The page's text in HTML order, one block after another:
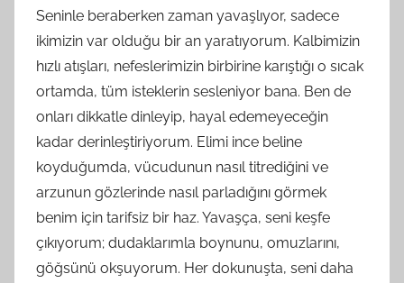
Seninle beraberken zaman yavaşlıyor, sadece
ikimizin var olduğu bir an yaratıyorum. Kalbimizin
hızlı atışları, nefeslerimizin birbirine karıştığı o sıcak
ortamda, tüm isteklerin sesleniyor bana. Ben de
onları dikkatle dinleyip, hayal edemeyeceğin
kadar derinleştiriyorum. Elimi ince beline
koyduğumda, vücudunun nasıl titrediğini ve
arzunun gözlerinde nasıl parladığını görmek
benim için tarifsiz bir haz. Yavaşça, seni keşfe
çıkıyorum; dudaklarımla boynunu, omuzlarını,
göğsünü okşuyorum. Her dokunuşta, seni daha